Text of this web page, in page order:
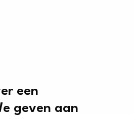
een
geven aan